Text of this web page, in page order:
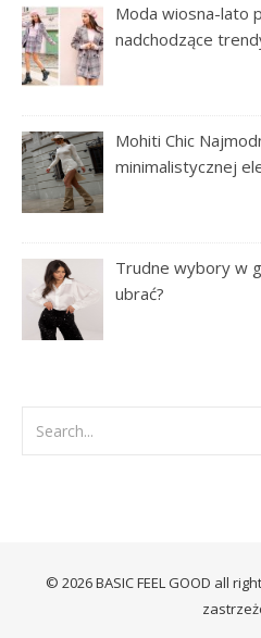
Moda wiosna-lato
nadchodzące
Mohiti Chic
minimalistycznej
Trudne wybory w
ubrać?
© 2026 BASIC FEEL GOOD all